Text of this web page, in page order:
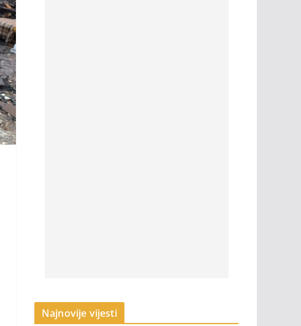
Najnovije vijesti